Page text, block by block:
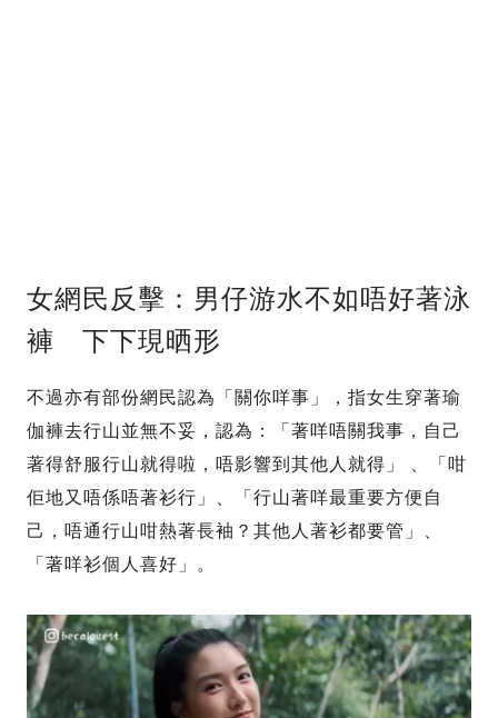
女網民反擊：男仔游水不如唔好著泳
褲 下下現晒形
不過亦有部份網民認為「關你咩事」，指女生穿著瑜
伽褲去行山並無不妥，認為：「著咩唔關我事，自己
著得舒服行山就得啦，唔影響到其他人就得」 、「咁
佢地又唔係唔著衫行」、「行山著咩最重要方便自
己，唔通行山咁熱著長袖？其他人著衫都要管」、
「著咩衫個人喜好」。